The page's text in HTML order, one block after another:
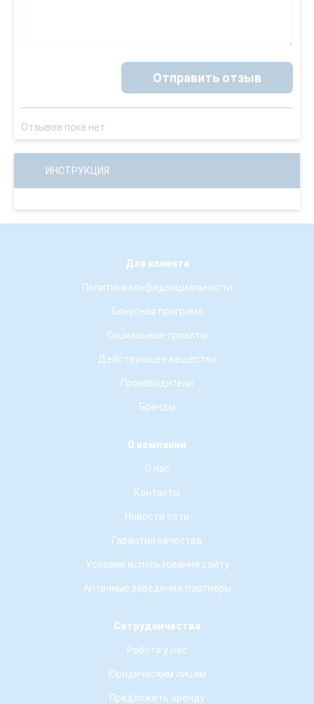
Отправить отзыв
Отзывов пока нет
ИНСТРУКЦИЯ
Для клиента
Политика конфиденциальности
Бонусная програма
Социальные проекты
Действующее вещество
Производители
Бренды
О компании
О нас
Контакты
Новости сети
Гарантия качества
Условия использования сайту
Аптечные заведения-партнеры
Сотрудничество
Работа у нас
Юридическим лицам
Предложить аренду